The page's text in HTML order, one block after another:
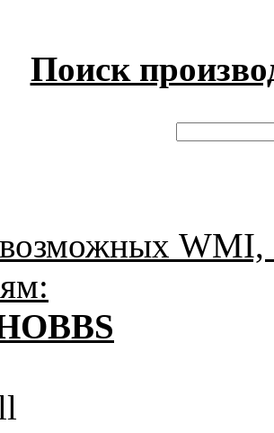
Поиск